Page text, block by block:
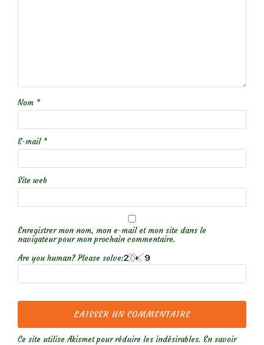
Nom *
E-mail *
Site web
Enregistrer mon nom, mon e-mail et mon site dans le
navigateur pour mon prochain commentaire.
Are you human? Please solve:
Ce site utilise Akismet pour réduire les indésirables. En savoir